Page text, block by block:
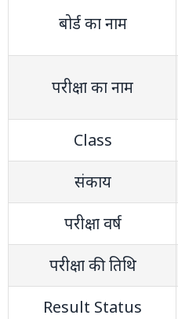
बोर्ड का नाम
परीक्षा का नाम
Class
संकाय
परीक्षा वर्ष
परीक्षा की तिथि
Result Status